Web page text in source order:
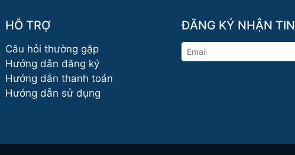
HỖ TRỢ
Câu hỏi thường gặp
Hướng dẫn đăng ký
Hướng dẫn thanh toán
Hướng dẫn sử dụng
ĐĂNG KÝ NHẬN TIN